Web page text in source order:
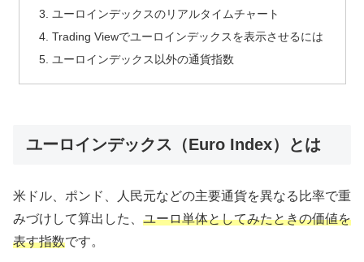
ユーロインデックスのリアルタイムチャート
Trading Viewでユーロインデックスを表示させるには
ユーロインデックス以外の通貨指数
ユーロインデックス（Euro Index）とは
米ドル、ポンド、人民元などの主要通貨を異なる比率で重
みづけして算出した、 ユーロ単体としてみたときの価値を
表す指数です。